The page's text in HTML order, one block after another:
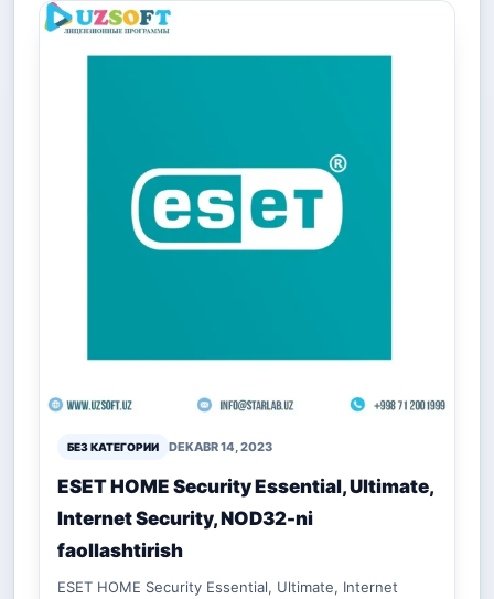
БЕЗ КАТЕГОРИИ DEKABR 14, 2023
ESET HOME Security Essential, Ultimate,
Internet Security, NOD32-ni
faollashtirish
ESET HOME Security Essential, Ultimate, Internet